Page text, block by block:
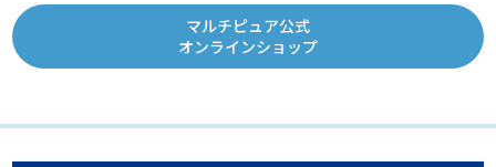
マルチピュア公式
オンラインショップ